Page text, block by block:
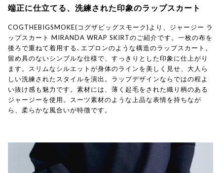
端正に仕立てる、洗練された印象のラップスカート
COGTHEBIGSMOKE(コグザビッグスモーク)より、ジャージー ラ
ップスカート MIRANDA WRAP SKIRTのご紹介です。一枚の布を
後ろで重ねて着用する､エプロンのような構造のラップスカート。
留め具のないシンプルな仕様で、すっきりとした印象に仕上がり
ます。スリムなシルエットが身体のラインを美しく見せ、大人ら
しい洗練されたスタイルを演出。ラップデザインならではの程よ
い抜け感も魅力です。素材には、薄く起毛をされた織り柄のある
ジャージーを使用。スーツ素材のような上品な表情を持ちなが
ら、柔らかな風合いが特徴です。